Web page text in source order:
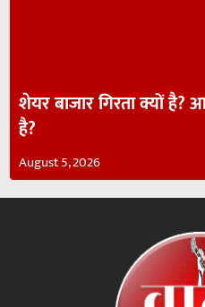
शेयर बाजार गिरता क्यों
है?
August 5, 2026